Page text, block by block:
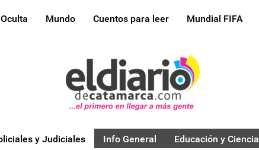
Mundo Cuentos para leer Mundial FIFA
y Judiciales Info General Educación y Ciencia